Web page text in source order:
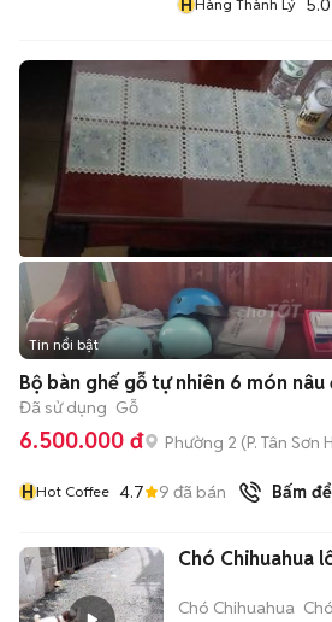
Hàng Thành Lý
Tin nổi bật
Bộ bàn ghế gỗ tự nhiên 6 món nâu
Đã sử dụng Gỗ
6.500.000 đ Phường 2 (P. Tân Sơn
HHot Coffee 4.7 9 đã bán Bấm
Chó Chihuahua
Chó Chihuahua